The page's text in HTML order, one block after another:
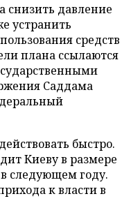
снизить давление
устранить
средств
плана ссылаются
Саддама
быстро.
Киеву в размере
следующем году.
к власти в